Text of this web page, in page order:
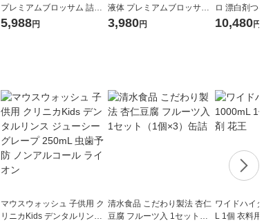
プレミアムブロッサム 詰め
替え テラジャンボ 1セット
5,988円
液体 プレミアムブロッサム
詰め替え ウルトラジャンボ
3,980円
ロ 漂白剤つけ
潔でさわやか
10,480円
マウスウォッシュ 子供用 ク
リニカKids デンタルリンス
清水食品 こだわり製法 杏仁
豆腐 フルーツ入 1セット（1
ワイドハイタ
L 1個 衣料用漂